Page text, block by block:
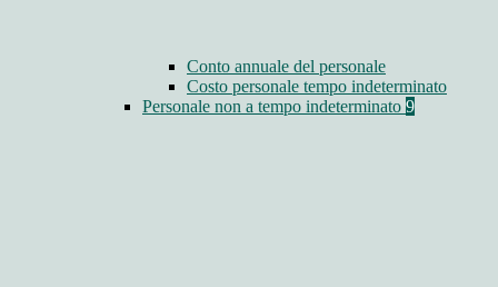
Conto annuale del personale
Costo personale tempo indeterminato
Personale non a tempo indeterminato 9